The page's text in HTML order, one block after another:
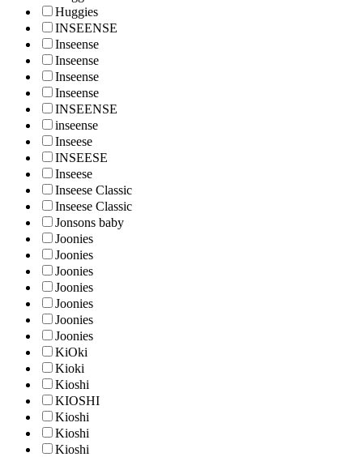
Huggies
INSEENSE
Inseense
Inseense
Inseense
Inseense
INSEENSE
inseense
Inseese
INSEESE
Inseese
Inseese Classic
Inseese Classic
Jonsons baby
Joonies
Joonies
Joonies
Joonies
Joonies
Joonies
Joonies
KiOki
Kioki
Kioshi
KIOSHI
Kioshi
Kioshi
Kioshi